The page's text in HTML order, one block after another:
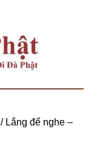
/Lắng để nghe –